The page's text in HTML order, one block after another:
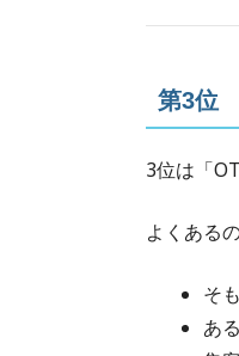
第3位
3位は「
よくある
そ
あ